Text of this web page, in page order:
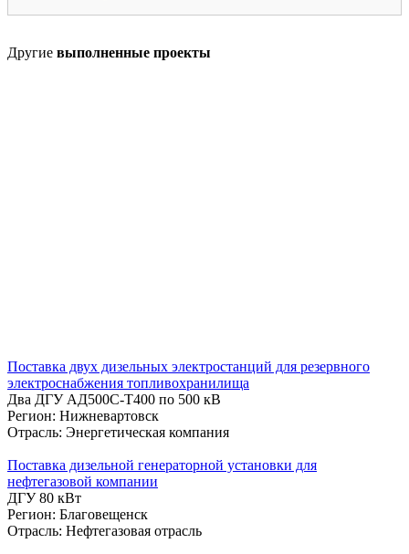
Другие выполненные проекты
Поставка двух дизельных электростанций для резервного
электроснабжения топливохранилища
Два ДГУ АД500С-Т400 по 500 кВ
Регион: Нижневартовск
Отрасль: Энергетическая компания
Поставка дизельной генераторной установки для
нефтегазовой компании
ДГУ 80 кВт
Регион: Благовещенск
Отрасль: Нефтегазовая отрасль